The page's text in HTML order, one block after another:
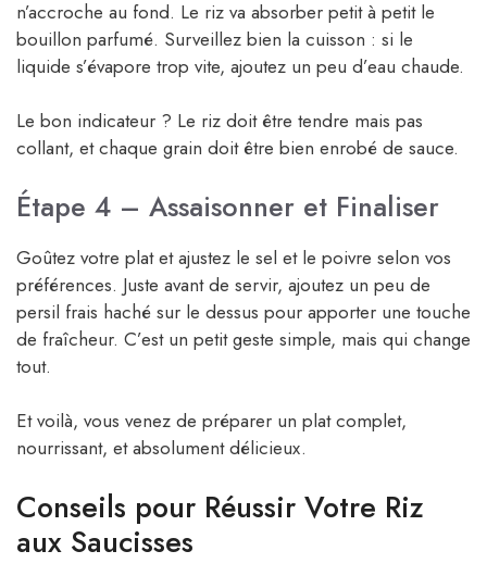
n’accroche au fond. Le riz va absorber petit à petit le
bouillon parfumé. Surveillez bien la cuisson : si le
liquide s’évapore trop vite, ajoutez un peu d’eau chaude.
Le bon indicateur ? Le riz doit être tendre mais pas
collant, et chaque grain doit être bien enrobé de sauce.
Étape 4 – Assaisonner et Finaliser
Goûtez votre plat et ajustez le sel et le poivre selon vos
préférences. Juste avant de servir, ajoutez un peu de
persil frais haché sur le dessus pour apporter une touche
de fraîcheur. C’est un petit geste simple, mais qui change
tout.
Et voilà, vous venez de préparer un plat complet,
nourrissant, et absolument délicieux.
Conseils pour Réussir Votre Riz
aux Saucisses